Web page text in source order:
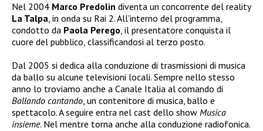
Nel 2004 Marco Predolin diventa un concorrente del reality
La Talpa, in onda su Rai 2. All’interno del programma,
condotto da Paola Perego, il presentatore conquista il
cuore del pubblico, classificandosi al terzo posto.
Dal 2005 si dedica alla conduzione di trasmissioni di musica
da ballo su alcune televisioni locali. Sempre nello stesso
anno lo troviamo anche a Canale Italia al comando di
Ballando cantando, un contenitore di musica, ballo e
spettacolo. A seguire entra nel cast dello show Musica
insieme. Nel mentre torna anche alla conduzione radiofonica.